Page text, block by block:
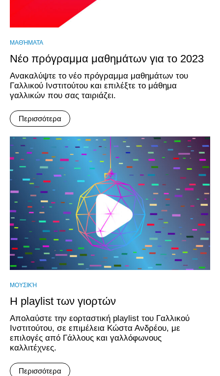
ΜΑΘΉΜΑΤΑ
Νέο πρόγραμμα μαθημάτων για το 2023
Ανακαλύψτε το νέο πρόγραμμα μαθημάτων του
Γαλλικού Ινστιτούτου και επιλέξτε το μάθημα
γαλλικών που σας ταιριάζει.
Περισσότερα
ΜΟΥΣΙΚΉ
Η playlist των γιορτών
Απολαύστε την εορταστική playlist του Γαλλικού
Ινστιτούτου, σε επιμέλεια Κώστα Ανδρέου, με
επιλογές από Γάλλους και γαλλόφωνους
καλλιτέχνες.
Περισσότερα